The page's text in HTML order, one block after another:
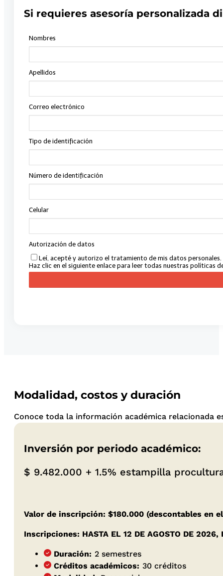
Si requieres asesoría personalizada
Modalidad, costos y duración
Conoce toda la información académica relacionada
Inversión por periodo académico:
$ 9.482.000 + 1.5% estampilla
Valor de inscripción: $180.000 (descontables en
Inscripciones: HASTA EL 12 DE AGOSTO DE 2026,
Duración: 2 semestres
Créditos académicos: 30 créditos